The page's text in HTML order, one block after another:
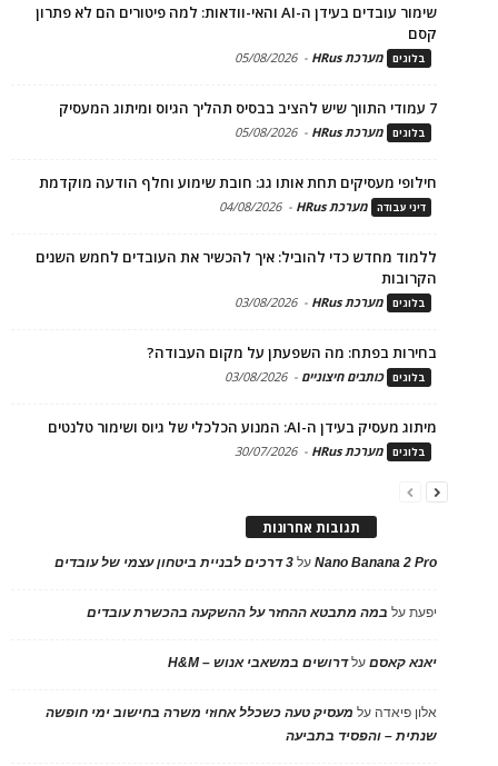
שימור עובדים בעידן ה-AI והאי-וודאות: למה פיטורים הם לא פתרון
קסם
בלוגים מערכת HRus -
05/08/2026
7 עמודי התווך שיש להציב בבסיס תהליך הגיוס ומיתוג המעסיק
בלוגים מערכת HRus -
05/08/2026
חילופי מעסיקים תחת אותו גג: חובת שימוע וחלף הודעה מוקדמת
דיני עבודה מערכת HRus -
04/08/2026
ללמוד מחדש כדי להוביל: איך להכשיר את העובדים לחמש השנים
הקרובות
בלוגים מערכת HRus -
03/08/2026
בחירות בפתח: מה השפעתן על מקום העבודה?
בלוגים כותבים חיצוניים -
03/08/2026
מיתוג מעסיק בעידן ה-AI: המנוע הכלכלי של גיוס ושימור טלנטים
בלוגים מערכת HRus -
30/07/2026
תגובות אחרונות
Nano Banana 2 Proעל 3 דרכים לבניית ביטחון עצמי של עובדים
יפעתעל במה מתבטא ההחזר על ההשקעה בהכשרת עובדים
יאנא קאסםעלדרושים במשאבי אנוש – H&M
אלון פיאדה על מעסיק טעה כשכלל אחוזי משרה בחישוב ימי חופשה
שנתית – והפסיד בתביעה